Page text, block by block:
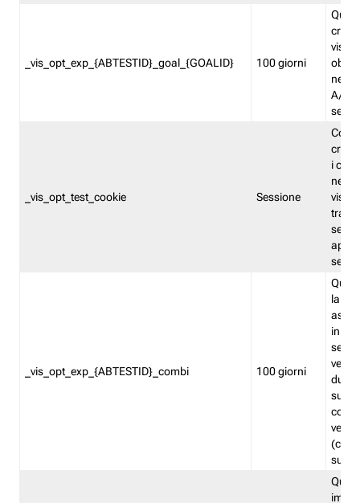
_vis_opt_exp_{ABTESTID}_goal_{GOALID} 100 giorni
nel
A/B.
_vis_opt_test_cookie Sessione
i
nel
_vis_opt_exp_{ABTESTID}_combi 100 giorni
la
in